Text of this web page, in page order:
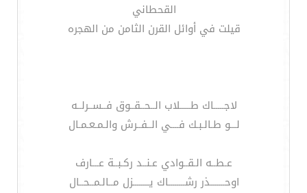
القحطاني
قيلت في أوائل القرن الثامن من الهجره
لاجـــــاك طـــــلاب الــحــقــوق فــســرلــه
لـــو طـالـبـك فــــي الــفــرش والـمـعـمـال
عـطــه الـقــوادي عـنــد ركـبــة عـــارف
اوحـــــــذر رشــــــــاك يــــــــزل مــالـمــحــال